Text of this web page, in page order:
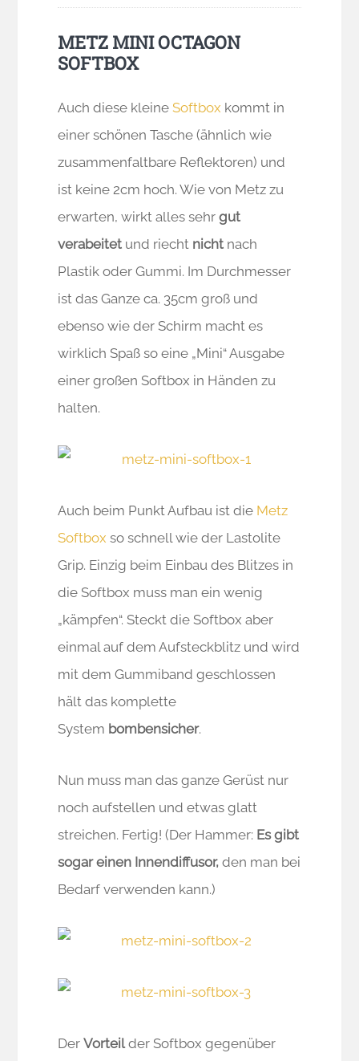
METZ MINI OCTAGON
SOFTBOX
Auch diese kleineSoftbox kommt in
einer schönen Tasche (ähnlich wie
zusammenfaltbare Reflektoren) und
ist keine 2cm hoch. Wie von Metz zu
erwarten, wirkt alles sehrgut
verabeitet und riecht nicht nach
Plastik oder Gummi. Im Durchmesser
ist das Ganze ca. 35cm groß und
ebenso wie der Schirm macht es
wirklich Spaß so eine „Mini“ Ausgabe
einer großen Softbox in Händen zu
halten.
Auch beim Punkt Aufbau ist die Metz
Softbox so schnell wie der Lastolite
Grip. Einzig beim Einbau des Blitzes in
die Softbox muss man ein wenig
„kämpfen“. Steckt die Softbox aber
einmal auf dem Aufsteckblitz und wird
mit dem Gummiband geschlossen
hält das komplette
System bombensicher.
Nun muss man das ganze Gerüst nur
noch aufstellen und etwas glatt
streichen. Fertig! (Der Hammer: Es gibt
sogar einen Innendiffusor,den man bei
Bedarf verwenden kann.)
DerVorteilder Softbox gegenüber